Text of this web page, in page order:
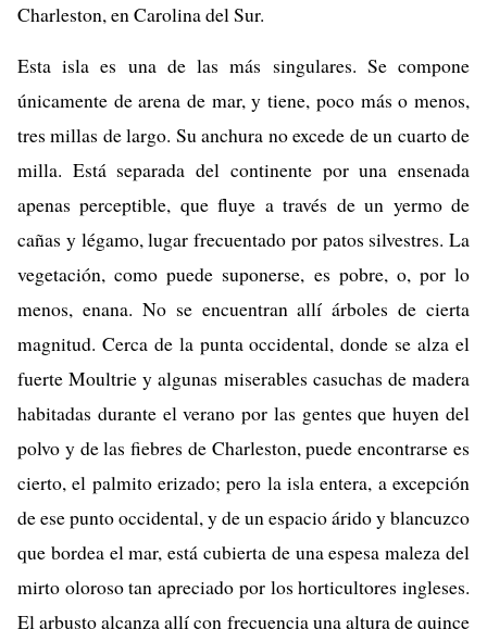
Charleston, en Carolina del Sur.
Esta isla es una de las más singulares. Se compone
únicamente de arena de mar, y tiene, poco más o menos,
tres millas de largo. Su anchura no excede de un cuarto de
milla. Está separada del continente por una ensenada
apenas perceptible, que fluye a través de un yermo de
cañas y légamo, lugar frecuentado por patos silvestres. La
vegetación, como puede suponerse, es pobre, o, por lo
menos, enana. No se encuentran allí árboles de cierta
magnitud. Cerca de la punta occidental, donde se alza el
fuerte Moultrie y algunas miserables casuchas de madera
habitadas durante el verano por las gentes que huyen del
polvo y de las fiebres de Charleston, puede encontrarse es
cierto, el palmito erizado; pero la isla entera, a excepción
de ese punto occidental, y de un espacio árido y blancuzco
que bordea el mar, está cubierta de una espesa maleza del
mirto oloroso tan apreciado por los horticultores ingleses.
El arbusto alcanza allí con frecuencia una altura de quince